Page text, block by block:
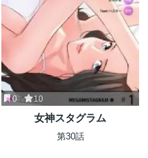
0 10
女神スタグラム
第30話